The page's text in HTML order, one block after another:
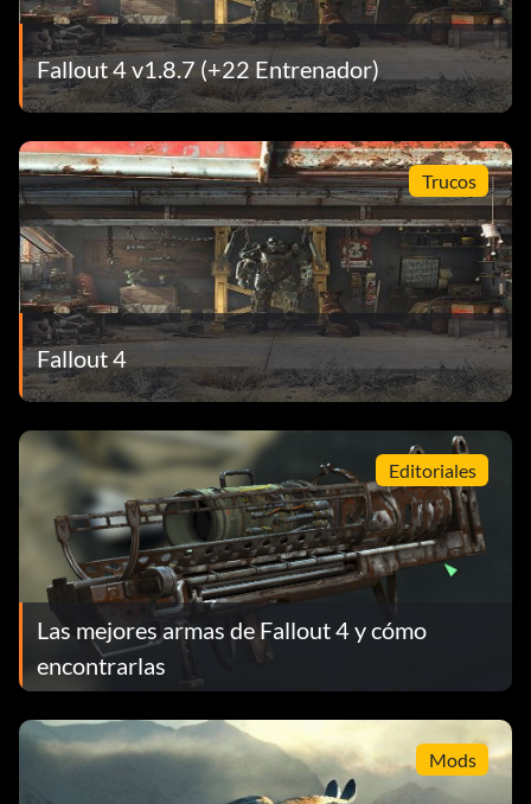
Fallout 4 v1.8.7 (+22 Entrenador)
Trucos
Fallout 4
Editoriales
Las mejores armas de Fallout 4 y cómo
encontrarlas
Mods